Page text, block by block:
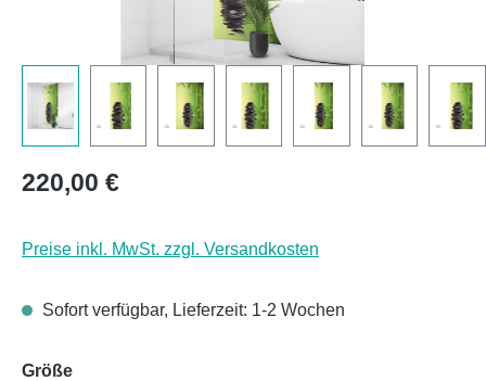
Regulärer Preis:
220,00 €
Preise inkl. MwSt. zzgl. Versandkosten
Sofort verfügbar, Lieferzeit: 1-2 Wochen
Größeauswählen